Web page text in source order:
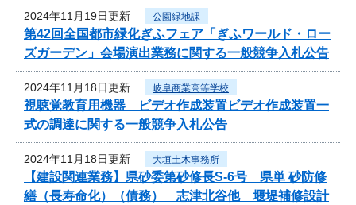
2024年11月19日更新 公園緑地課
第42回全国都市緑化ぎふフェア「ぎふワールド・ロー
ズガーデン」会場演出業務に関する一般競争入札公告
2024年11月18日更新 岐阜商業高等学校
視聴覚教育用機器 ビデオ作成装置ビデオ作成装置一
式の調達に関する一般競争入札公告
2024年11月18日更新 大垣土木事務所
【建設関連業務】県砂委第砂修長S-6号 県単 砂防修
繕（長寿命化）（債務） 志津北谷他 堰堤補修設計